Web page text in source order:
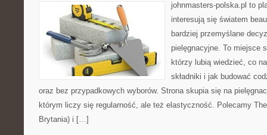
johnmasters-polska.pl to
interesują się światem
bardziej przemyślane
pielęgnacyjne. To miejsce
którzy lubią wiedzieć, co
składniki i jak budować
oraz bez przypadkowych wyborów. Strona skupia się na
którym liczy się regularność, ale też elastyczność. Polecamy
Brytania) i […]